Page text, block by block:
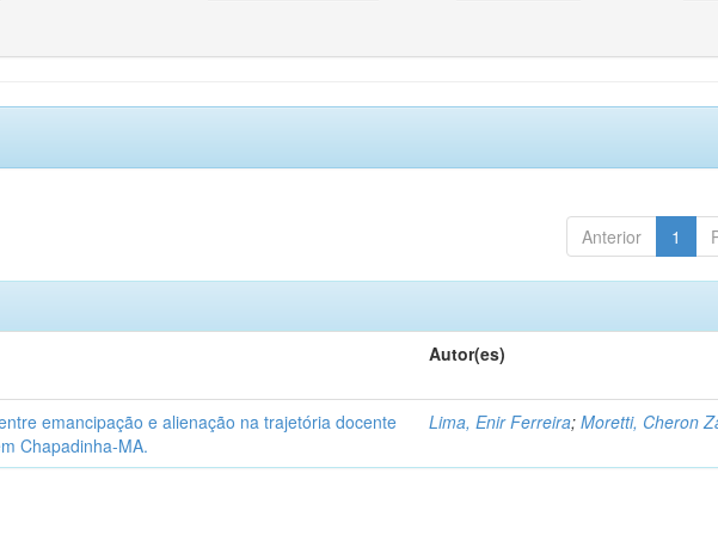
Anterior 1
Autor(es)
emancipação e alienação na trajetória docente
Chapadinha-MA.
Lima, Enir Ferreira;Moretti, Cheron